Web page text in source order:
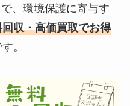
、環境保護に寄与す
収・高価買取でお得
。